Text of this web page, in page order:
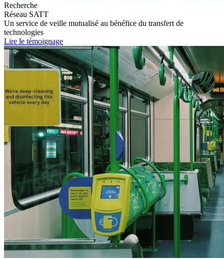
Recherche
Réseau SATT
Un service de veille mutualisé au bénéfice du transfert de
technologies
Lire le témoignage